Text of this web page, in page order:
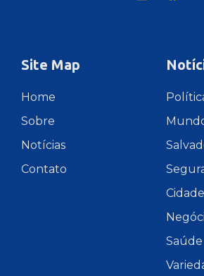
Site Map
Home
Sobre
Notícias
Contato
Saúde